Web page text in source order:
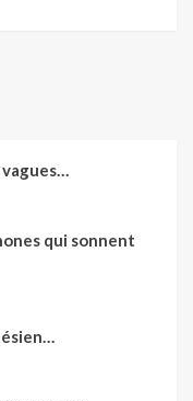
qui sonnent